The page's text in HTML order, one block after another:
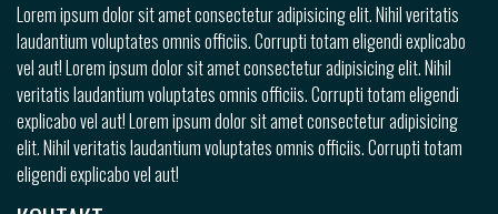
Lorem ipsum dolor sit amet consectetur adipisicing elit. Nihil veritatis
laudantium voluptates omnis officiis. Corrupti totam eligendi explicabo
vel aut! Lorem ipsum dolor sit amet consectetur adipisicing elit. Nihil
veritatis laudantium voluptates omnis officiis. Corrupti totam eligendi
explicabo vel aut! Lorem ipsum dolor sit amet consectetur adipisicing
elit. Nihil veritatis laudantium voluptates omnis officiis. Corrupti totam
eligendi explicabo vel aut!